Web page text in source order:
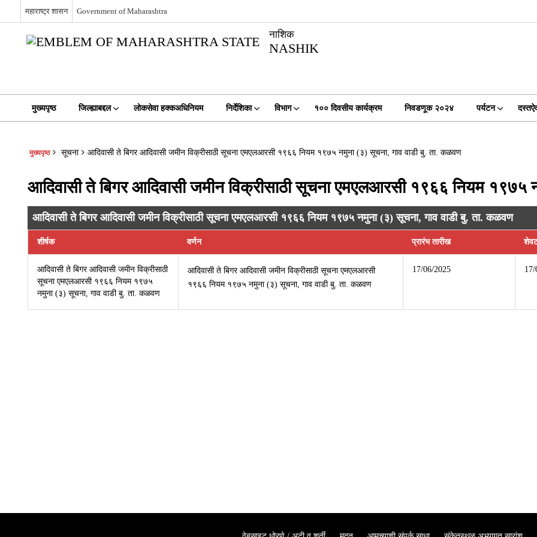
महाराष्ट्र शासन Government of Maharashtra
नाशिक
NASHIK
मुख्यपृष्ठ जिल्ह्याबद्दल लोकसेवा हक्कअधिनियम निर्देशिका विभाग १०० दिवसीय कार्यक्रम निवडणूक २०२४ पर्यटन
मुख्यपृष्ठ सूचना आदिवासी ते बिगर आदिवासी जमीन विक्रीसाठी सूचना एमएलआरसी १९६६ नियम १९७५ नमुना (३) सूचना, गाव वाडी बु. ता. कळवण
आदिवासी ते बिगर आदिवासी जमीन विक्रीसाठी सूचना एमएलआरसी १९६६ नियम १९७५
आदिवासी ते बिगर आदिवासी जमीन विक्रीसाठी सूचना एमएलआरसी १९६६ नियम १९७५ नमुना (३) सूचना, गाव वाडी बु. ता. कळवण
शीर्षक वर्णन प्रारंभ तारीख
आदिवासी ते बिगर आदिवासी जमीन विक्रीसाठी
सूचना एमएलआरसी १९६६ नियम १९७५
नमुना (३) सूचना, गाव वाडी बु. ता. कळवण
आदिवासी ते बिगर आदिवासी जमीन विक्रीसाठी सूचना एमएलआरसी
१९६६ नियम १९७५ नमुना (३) सूचना, गाव वाडी बु. ता. कळवण
17/06/2025 17/